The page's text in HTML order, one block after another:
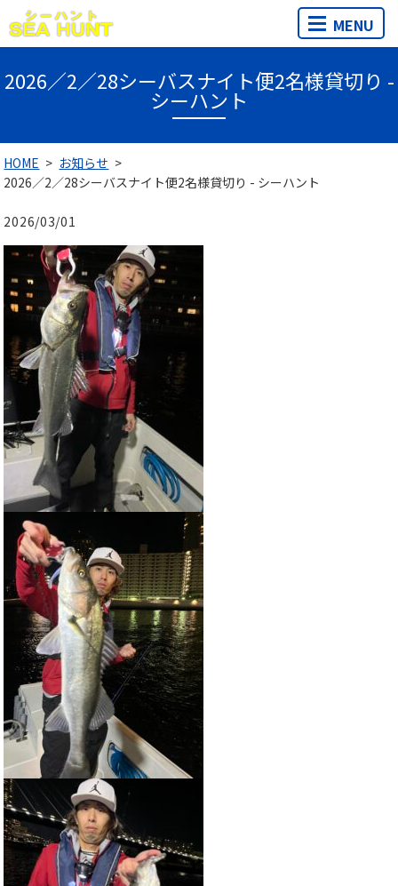
MENU
2026／2／28シーバスナイト便2名様貸切り -
シーハント
HOME
お知らせ
2026／2／28シーバスナイト便2名様貸切り - シーハント
2026/03/01